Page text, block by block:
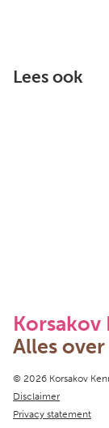
Lees ook
Korsakov
Alles
Copyright
© 2026 Korsakov
Disclaimer
Privacy statement